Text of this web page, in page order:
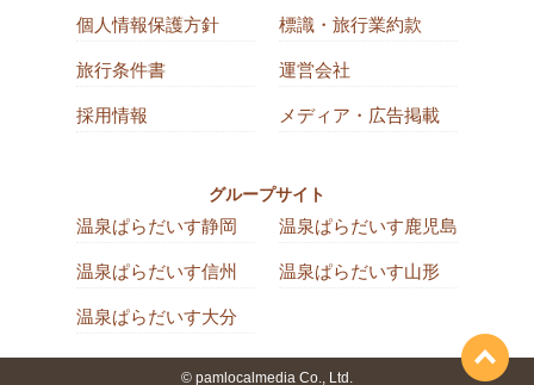
個人情報保護方針 標識・旅行業約款
旅行条件書 運営会社
採用情報 メディア・広告掲載
グループサイト
温泉ぱらだいす静岡 温泉ぱらだいす鹿児島
温泉ぱらだいす信州 温泉ぱらだいす山形
温泉ぱらだいす大分
© pamlocalmedia Co., Ltd.